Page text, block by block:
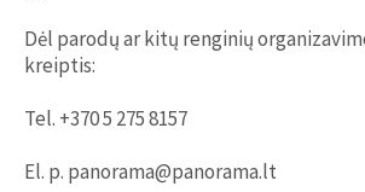
Dėl parodų ar kitų renginių
kreiptis:
Tel. +370 5 275 8157
El. p. panorama@panorama.lt